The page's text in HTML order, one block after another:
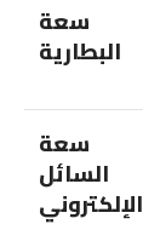
سعة
البطارية
سعة
السائل
الإلكتروني